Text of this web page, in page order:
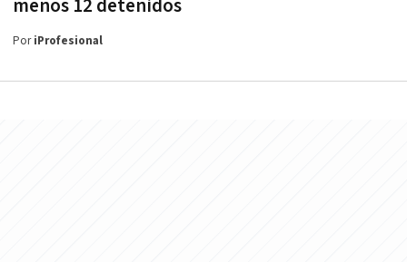
menos 12 detenidos
PoriProfesional